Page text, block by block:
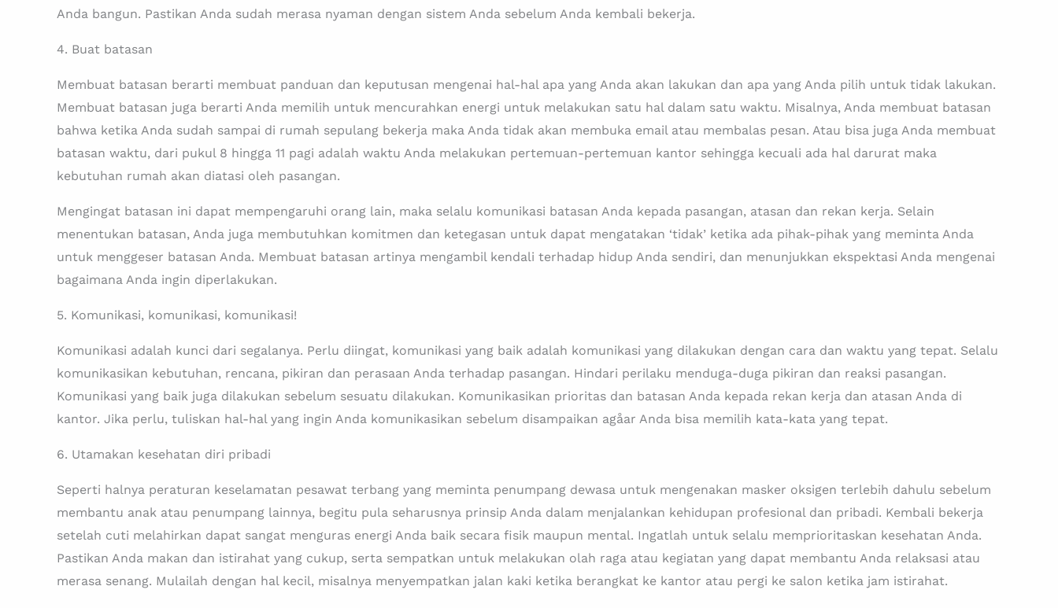
Anda bangun. Pastikan Anda sudah merasa nyaman dengan sistem Anda sebelum Anda kembali bekerja.
4. Buat batasan
Membuat batasan berarti membuat panduan dan keputusan mengenai hal-hal apa yang Anda akan lakukan dan apa yang Anda pilih untuk tidak lakukan.
Membuat batasan juga berarti Anda memilih untuk mencurahkan energi untuk melakukan satu hal dalam satu waktu. Misalnya, Anda membuat batasan
bahwa ketika Anda sudah sampai di rumah sepulang bekerja maka Anda tidak akan membuka email atau membalas pesan. Atau bisa juga Anda membuat
batasan waktu, dari pukul 8 hingga 11 pagi adalah waktu Anda melakukan pertemuan-pertemuan kantor sehingga kecuali ada hal darurat maka
kebutuhan rumah akan diatasi oleh pasangan.
Mengingat batasan ini dapat mempengaruhi orang lain, maka selalu komunikasi batasan Anda kepada pasangan, atasan dan rekan kerja. Selain
menentukan batasan, Anda juga membutuhkan komitmen dan ketegasan untuk dapat mengatakan ‘tidak’ ketika ada pihak-pihak yang meminta Anda
untuk menggeser batasan Anda. Membuat batasan artinya mengambil kendali terhadap hidup Anda sendiri, dan menunjukkan ekspektasi Anda mengenai
bagaimana Anda ingin diperlakukan.
5. Komunikasi, komunikasi, komunikasi!
Komunikasi adalah kunci dari segalanya. Perlu diingat, komunikasi yang baik adalah komunikasi yang dilakukan dengan cara dan waktu yang tepat. Selalu
komunikasikan kebutuhan, rencana, pikiran dan perasaan Anda terhadap pasangan. Hindari perilaku menduga-duga pikiran dan reaksi pasangan.
Komunikasi yang baik juga dilakukan sebelum sesuatu dilakukan. Komunikasikan prioritas dan batasan Anda kepada rekan kerja dan atasan Anda di
kantor. Jika perlu, tuliskan hal-hal yang ingin Anda komunikasikan sebelum disampaikan agåar Anda bisa memilih kata-kata yang tepat.
6. Utamakan kesehatan diri pribadi
Seperti halnya peraturan keselamatan pesawat terbang yang meminta penumpang dewasa untuk mengenakan masker oksigen terlebih dahulu sebelum
membantu anak atau penumpang lainnya, begitu pula seharusnya prinsip Anda dalam menjalankan kehidupan profesional dan pribadi. Kembali bekerja
setelah cuti melahirkan dapat sangat menguras energi Anda baik secara fisik maupun mental. Ingatlah untuk selalu memprioritaskan kesehatan Anda.
Pastikan Anda makan dan istirahat yang cukup, serta sempatkan untuk melakukan olah raga atau kegiatan yang dapat membantu Anda relaksasi atau
merasa senang. Mulailah dengan hal kecil, misalnya menyempatkan jalan kaki ketika berangkat ke kantor atau pergi ke salon ketika jam istirahat.